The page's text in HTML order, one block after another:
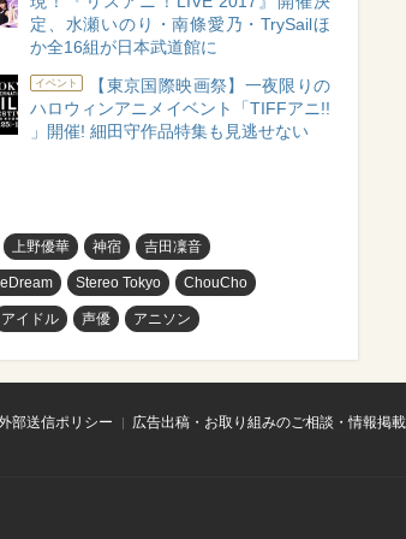
定、水瀬いのり・南條愛乃・TrySailほ
か全16組が日本武道館に
イベント
【東京国際映画祭】一夜限りの
ハロウィンアニメイベント「TIFFアニ!!
」開催! 細田守作品特集も見逃せない
上野優華 神宿 吉田凜音
Stereo Tokyo ChouCho
アイドル 声優 アニソン
部送信ポリシー
広告出稿・お取り組みのご相談・情報掲